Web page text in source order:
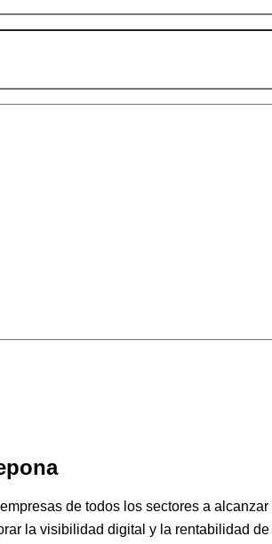
de todos los sectores a
la visibilidad digital y la rentabilidad